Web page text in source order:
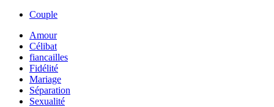
Couple
Amour
Célibat
fiancailles
Fidélité
Mariage
Séparation
Sexualité